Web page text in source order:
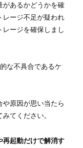
があるかどうかを確
レージ不足が疑われ
ージを確保しまし
な不具合であるケ
原因が思い当たら
てください。
再起動だけで解消す